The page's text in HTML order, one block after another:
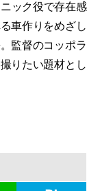
ック役で存在感
車作りをめざし
監督のコッポラ
りたい題材とし